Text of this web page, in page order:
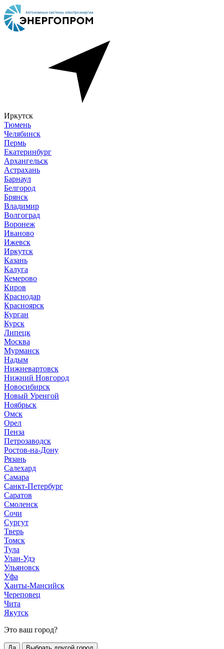
Иркутск
Тюмень
Челябинск
Пермь
Екатеринбург
Архангельск
Астрахань
Барнаул
Белгород
Брянск
Владимир
Волгоград
Воронеж
Иваново
Ижевск
Иркутск
Казань
Калуга
Кемерово
Киров
Краснодар
Красноярск
Курган
Курск
Липецк
Москва
Мурманск
Надым
Нижневартовск
Нижний Новгород
Новосибирск
Новый Уренгой
Ноябрьск
Омск
Орел
Пенза
Петрозаводск
Ростов-на-Дону
Рязань
Салехард
Самара
Санкт-Петербург
Саратов
Смоленск
Сочи
Сургут
Тверь
Томск
Тула
Улан-Удэ
Ульяновск
Уфа
Ханты-Мансийск
Череповец
Чита
Якутск
Это ваш город?